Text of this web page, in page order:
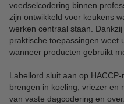
voedselcodering binnen
zijn ontwikkeld voor keukens
werken centraal staan.
praktische toepassingen weet
wanneer producten gebruikt
Labellord sluit aan op
brengen in koeling, vriezer en
van vaste dagcodering en